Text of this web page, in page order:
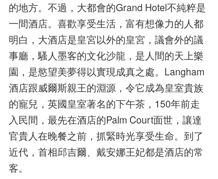
的地方。不過，大都會的Grand Hotel不純粹是
一間酒店。喜歡享受生活，富有想像力的人都
明白，大酒店是皇宮以外的皇宮，議會外的議
事廳，騷人墨客的文化沙龍，是人間的天上樂
園，是慾望美夢得以實現成真之處。Langham
酒店跟威爾斯親王的淵源，令它成為皇室貴族
的寵兒，英國皇室著名的下午茶，150年前走
入民間，最先在酒店的Palm Court面世，讓達
官貴人在晚餐之前，抓緊時光享受生命。到了
近代，首相邱吉爾、戴安娜王妃都是酒店的常
客。